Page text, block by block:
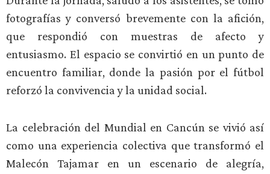
fotografías y conversó brevemente con la afición,
que respondió con muestras de afecto y
entusiasmo. El espacio se convirtió en un punto de
encuentro familiar, donde la pasión por el fútbol
reforzó la convivencia y la unidad social.
La celebración del Mundial en Cancún se vivió así
como una experiencia colectiva que transformó el
Malecón Tajamar en un escenario de alegría,